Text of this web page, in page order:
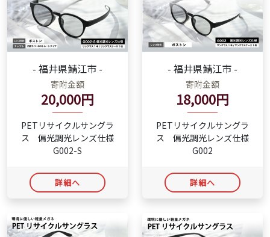
- 福井県鯖江市 -
寄附金額
20,000円
PETリサイクルサングラ
ス 偏光調光レンズ仕様
G002-S
詳細へ
- 福井県鯖江市 -
寄附金額
18,000円
PETリサイクルサングラ
ス 偏光調光レンズ仕様
G002
詳細へ